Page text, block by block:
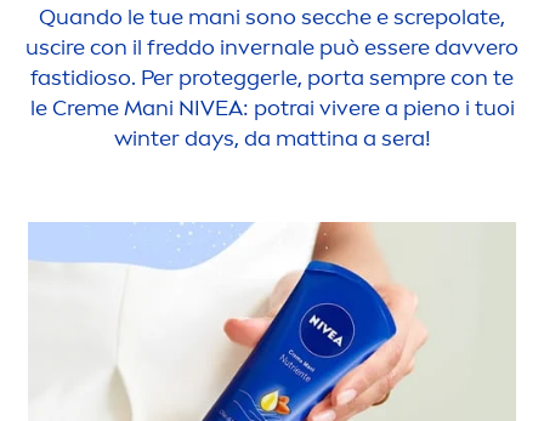
Quando le tue mani sono secche e screpolate,
uscire con il freddo invernale può essere davvero
fastidioso. Per proteggerle, porta sempre con te
le CremeMani NIVEA: potrai vivere a pieno i tuoi
winter days, da mattina a sera!